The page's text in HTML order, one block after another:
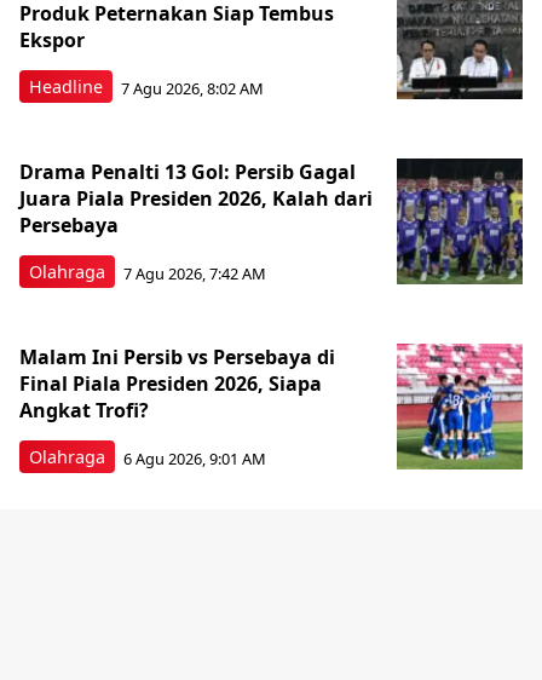
Headline
Produk Peternakan Siap Tembus
Ekspor
7 Agu 2026, 8:02 AM
Olahraga
Drama Penalti 13 Gol: Persib Gagal
Juara Piala Presiden 2026, Kalah dari
Persebaya
7 Agu 2026, 7:42 AM
Olahraga
Malam Ini Persib vs Persebaya di
Final Piala Presiden 2026, Siapa
Angkat Trofi?
6 Agu 2026, 9:01 AM